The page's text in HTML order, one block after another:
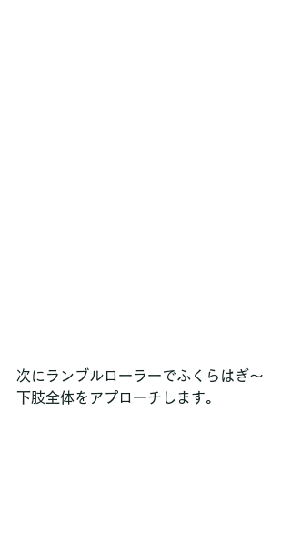
次にランブルローラーでふくらはぎ～
下肢全体をアプローチします。